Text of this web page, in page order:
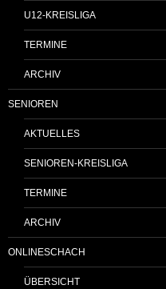
U12-KREISLIGA
TERMINE
ARCHIV
SENIOREN
AKTUELLES
SENIOREN-KREISLIGA
TERMINE
ARCHIV
ONLINESCHACH
ÜBERSICHT